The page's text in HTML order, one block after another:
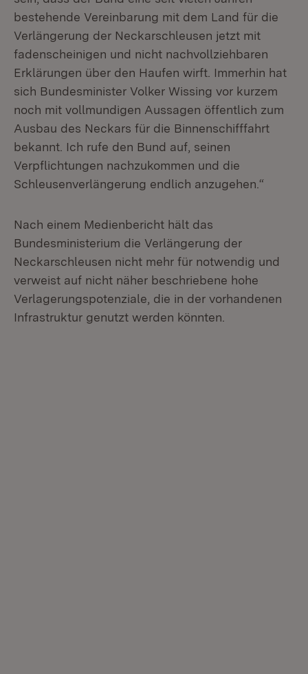
bestehende Vereinbarung mit dem Land für die
Verlängerung der Neckarschleusen jetzt mit
fadenscheinigen und nicht nachvollziehbaren
Erklärungen über den Haufen wirft. Immerhin hat
sich Bundesminister Volker Wissing vor kurzem
noch mit vollmundigen Aussagen öffentlich zum
Ausbau des Neckars für die Binnenschifffahrt
bekannt. Ich rufe den Bund auf, seinen
Verpflichtungen nachzukommen und die
Schleusenverlängerung endlich anzugehen.“
Nach einem Medienbericht hält das
Bundesministerium die Verlängerung der
Neckarschleusen nicht mehr für notwendig und
verweist auf nicht näher beschriebene hohe
Verlagerungspotenziale, die in der vorhandenen
Infrastruktur genutzt werden könnten.